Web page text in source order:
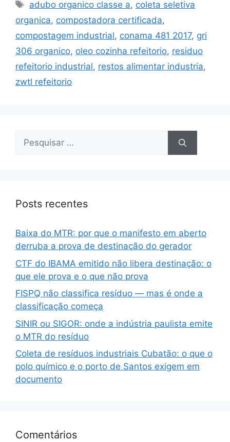
adubo organico classe a, coleta seletiva
organica, compostadora certificada,
compostagem industrial, conama 481 2017, gri
306 organico, oleo cozinha refeitorio, residuo
refeitorio industrial, restos alimentar industria,
zwtl refeitorio
Posts recentes
Baixa do MTR: por que o manifesto em aberto
derruba a prova de destinação do gerador
CTF do IBAMA emitido não libera destinação: o
que ele prova e o que não prova
FISPQ não classifica resíduo — mas é onde a
classificação começa
SINIR ou SIGOR: onde a indústria paulista emite
o MTR do resíduo
Coleta de resíduos industriais Cubatão: o que o
polo químico e o porto de Santos exigem em
documento
Comentários